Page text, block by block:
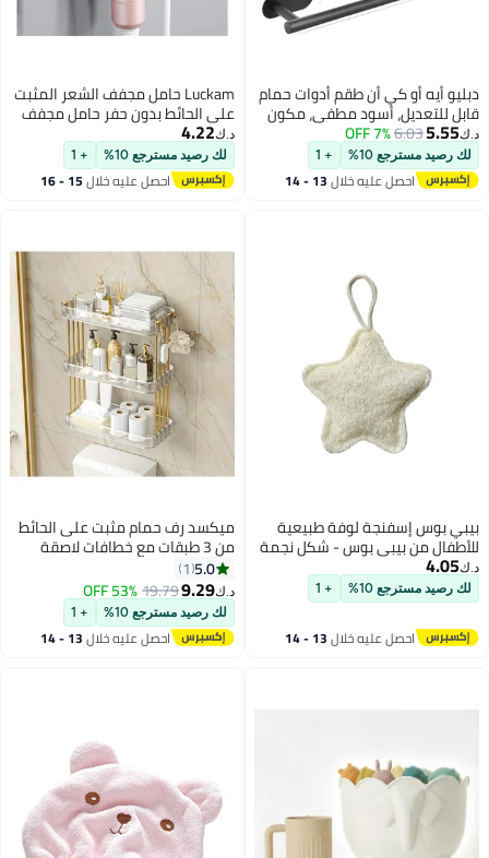
دبليو أيه أو كي أن طقم أدوات حمام
قابل للتعديل، أسود مطفي، مكون
من 4 قطع، يتضمن حامل ورق تواليت
لاصق، وحامل مناشف يد لاصق،
وخطاف مناشف رداء لاصق،
ومجموعة إكسسوارات حمام.
د.ك‏5.55
6.03
7% OFF
لك رصيد مسترجع 10% + 1
احصل عليه خلال 13 - 14
Luckam حامل مجفف الشعر المثبت
على الحائط بدون حفر حامل مجفف
الشعر من الفولاذ المقاوم للصدأ
صندوق تخزين أدوات تصفيف الشعر
ذاتية اللصق حامل مجفف الشعر
يناسب معظم مجففات الشعر فضي
د.ك‏4.22
لك رصيد مسترجع 10% + 1
احصل عليه خلال 15 - 16
بيبي بوس إسفنجة لوفة طبيعية
للأطفال من بيبي بوس - شكل نجمة
د.ك‏4.05
لك رصيد مسترجع 10% + 1
احصل عليه خلال 13 - 14
ميكسد رف حمام مثبت على الحائط
من 3 طبقات مع خطافات لاصقة
منظم دش الحمام وحامل دش ذو
سعة كبيرة للحمام والمطبخ
5.0
1
د.ك‏9.29
19.79
53% OFF
لك رصيد مسترجع 10% + 1
احصل عليه خلال 13 - 14